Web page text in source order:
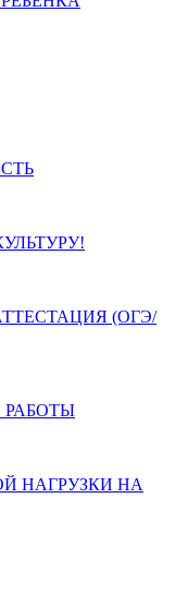
(ОГЭ/
НАГРУЗКИ НА